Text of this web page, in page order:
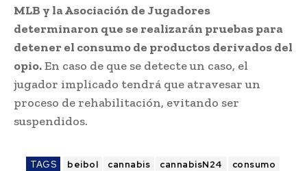
MLB y la Asociación de Jugadores
determinaron que se realizarán pruebas para
detener el consumo de productos derivados del
opio.En caso de que se detecte un caso, el
jugador implicado tendrá que atravesar un
proceso de rehabilitación, evitando ser
suspendidos.
TAGS beibol cannabis cannabisN24
consumo